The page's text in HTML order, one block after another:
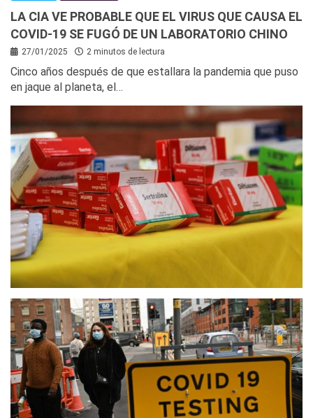
LA CIA VE PROBABLE QUE EL VIRUS QUE CAUSA EL
COVID-19 SE FUGÓ DE UN LABORATORIO CHINO
27/01/2025 2 minutos de lectura
Cinco años después de que estallara la pandemia que puso
en jaque al planeta, el…